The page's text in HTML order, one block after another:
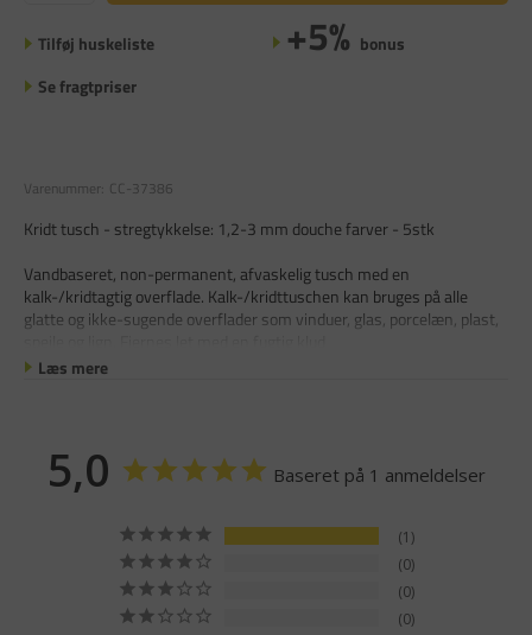
Tilføj huskeliste +5% bonus
Se fragtpriser
Varenummer: CC-37386
Kridt tusch - stregtykkelse: 1,2-3 mm douche farver - 5stk
Vandbaseret, non-permanent, afvaskelig tusch med en
kalk-/kridtagtig overflade. Kalk-/kridttuschen kan bruges på alle
glatte og ikke-sugende overflader som vinduer, glas, porcelæn, plast,
Læs mere
5,0 Baseret på 1 anmeldelser
1
0
0
0